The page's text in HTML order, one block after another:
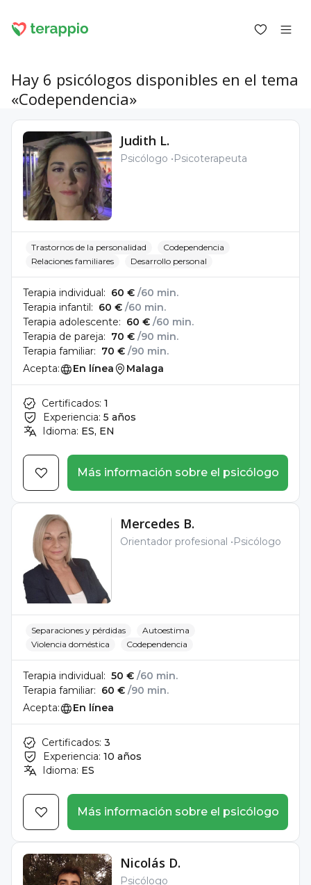
Iniciar sesión como psicólogo
Servicios
Blog
Foro
Para los psicólogos
Sobre terappio
Preguntas y respuestas
office@terappio.com
Hay 6 psicólogos disponibles en el tema
«Codependencia»
Judith L.
Psicólogo Psicoterapeuta
Trastornos de la personalidad
Codependencia
Relaciones familiares
Desarrollo personal
Terapia individual: 60 € /60 min.
Terapia infantil: 60 € /60 min.
Terapia adolescente: 60 € /60 min.
Terapia de pareja: 70 € /90 min.
Terapia familiar: 70 € /90 min.
Acepta:
En línea Malaga
Certificados: 1
Experiencia: 5 años
Idioma: ES, EN
Más información sobre el psicólogo
Mercedes B.
Orientador profesional Psicólogo
Separaciones y pérdidas
Autoestima
Violencia doméstica
Codependencia
Terapia individual: 50 € /60 min.
Terapia familiar: 60 € /90 min.
Acepta:
En línea
Certificados: 3
Experiencia: 10 años
Idioma: ES
Más información sobre el psicólogo
Nicolás D.
Psicólogo